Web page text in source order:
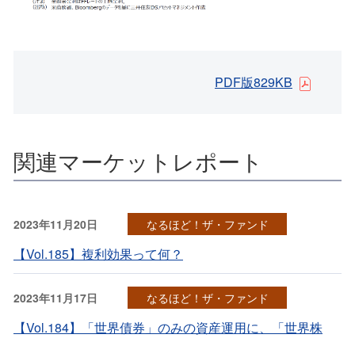
PDF版829KB
関連マーケットレポート
2023年11月20日 なるほど！ザ・ファンド
【Vol.185】複利効果って何？
2023年11月17日 なるほど！ザ・ファンド
【Vol.184】「世界債券」のみの資産運用に、「世界株